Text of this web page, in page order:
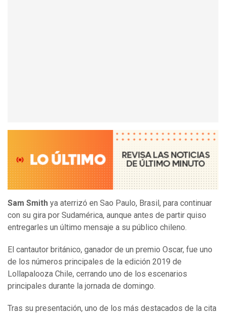
Sam Smith ya aterrizó en Sao Paulo, Brasil, para continuar
con su gira por Sudamérica, aunque antes de partir quiso
entregarles un último mensaje a su público chileno.
El cantautor británico, ganador de un premio Oscar, fue uno
de los números principales de la edición 2019 de
Lollapalooza Chile, cerrando uno de los escenarios
principales durante la jornada de domingo.
Tras su presentación, uno de los más destacados de la cita